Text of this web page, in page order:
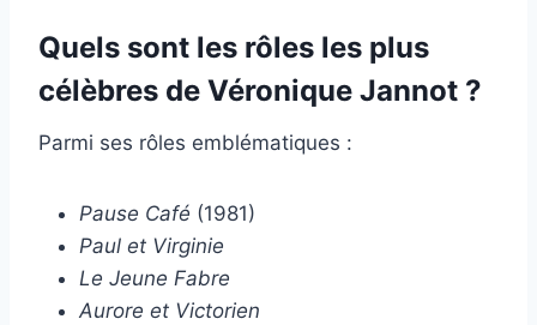
Quels sont les rôles les plus
célèbres de Véronique Jannot ?
Parmi ses rôles emblématiques :
Pause Café (1981)
Paul et Virginie
Le Jeune Fabre
Aurore et Victorien